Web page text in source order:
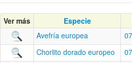
Ver más Especie
Avefría europea
Chorlito dorado europeo